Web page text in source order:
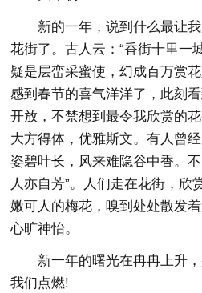
新的一年，说到什么最让
花街了。古人云：“香街十里一
疑是层峦采蜜使，幻成百万赏
感到春节的喜气洋洋了，此刻
开放，不禁想到最令我欣赏的
大方得体，优雅斯文。有人曾
姿碧叶长，风来难隐谷中香。
人亦自芳”。人们走在花街，欣
嫩可人的梅花，嗅到处处散发
心旷神怡。
新一年的曙光在冉冉上升
我们点燃!